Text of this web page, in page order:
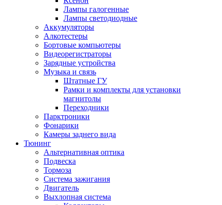
Лампы галогенные
Лампы светодиодные
Аккумуляторы
Алкотестеры
Бортовые компьютеры
Видеорегистраторы
Зарядные устройства
Музыка и связь
Штатные ГУ
Рамки и комплекты для установки
магнитолы
Переходники
Парктроники
Фонарики
Камеры заднего вида
Тюнинг
Альтернативная оптика
Подвеска
Тормоза
Система зажигания
Двигатель
Выхлопная система